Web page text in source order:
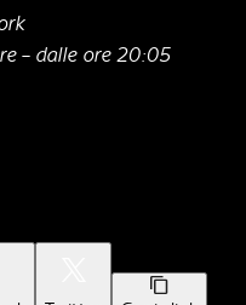
– dalle ore 20:05